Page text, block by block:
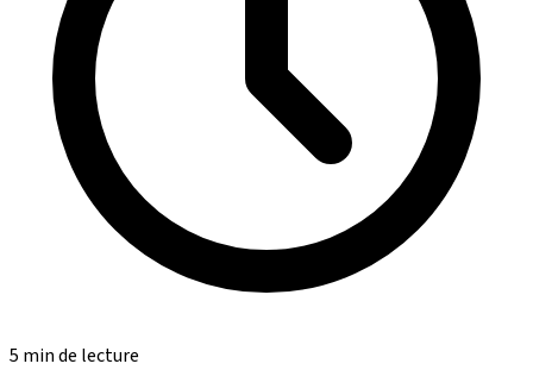
5 min de lecture